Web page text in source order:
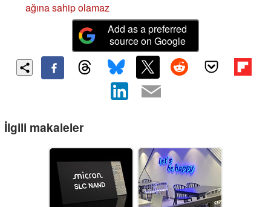
ağına sahip olamaz
Add as a preferred
source on Google
İlgili makaleler